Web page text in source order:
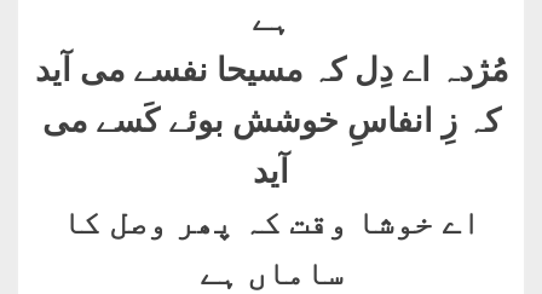
ہے
مُژدہ اے دِل کہ مسیحا نفسے می آید
کہ زِ انفاسِ خوشش بوئے کَسے می
آید
اے خوشا وقت کہ پھر وصل کا
ساماں ہے